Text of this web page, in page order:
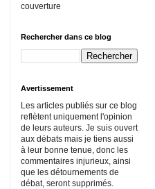
couverture
Rechercher dans ce blog
Avertissement
Les articles publiés sur ce blog
reflètent uniquement l'opinion
de leurs auteurs. Je suis ouvert
aux débats mais je tiens aussi
à leur bonne tenue, donc les
commentaires injurieux, ainsi
que les détournements de
débat, seront supprimés.